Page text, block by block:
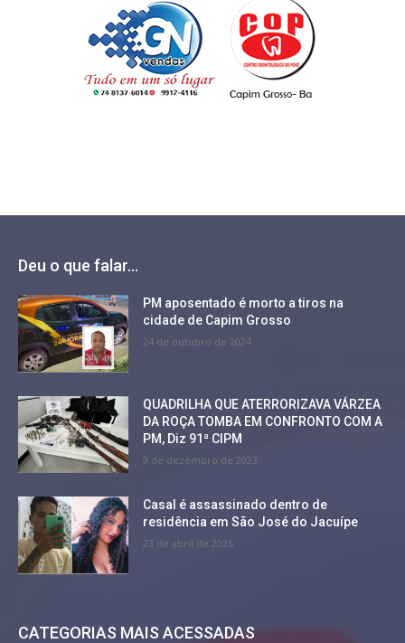
Deu o que falar...
PM aposentado é morto a tiros na
cidade de Capim Grosso
24 de outubro de 2024
QUADRILHA QUE ATERRORIZAVA VÁRZEA
DA ROÇA TOMBA EM CONFRONTO COM A
PM, Diz 91ª CIPM
9 de dezembro de 2023
Casal é assassinado dentro de
residência em São José do Jacuípe
23 de abril de 2025
CATEGORIAS MAIS ACESSADAS